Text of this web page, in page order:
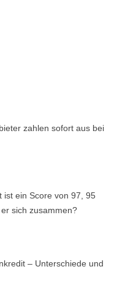
zahlen sofort aus bei
ist ein Score von 97, 95
sich zusammen?
– Unterschiede und